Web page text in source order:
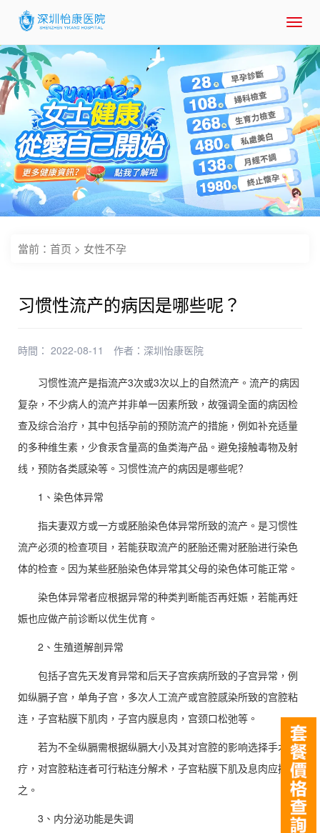
當前： 首页 > 女性不孕
习惯性流产的病因是哪些呢？
時間： 2022-08-11 作者： 深圳怡康医院
习惯性流产是指流产3次或3次以上的自然流产。流产的病因
复杂，不少病人的流产并非单一因素所致，故强调全面的病因检
查及综合治疗，其中包括孕前的预防流产的措施，例如补充适量
的多种维生素，少食汞含量高的鱼类海产品。避免接触毒物及射
线，预防各类感染等。习惯性流产的病因是哪些呢?
1、染色体异常
指夫妻双方或一方或胚胎染色体异常所致的流产。是习惯性
流产必须的检查项目，若能获取流产的胚胎还需对胚胎进行染色
体的检查。因为某些胚胎染色体异常其父母的染色体可能正常。
染色体异常者应根据异常的种类判断能否再妊娠，若能再妊
娠也应做产前诊断以优生优育。
2、生殖道解剖异常
包括子宫先天发育异常和后天子宫疾病所致的子宫异常，例
如纵膈子宫，单角子宫，多次人工流产或宫腔感染所致的宫腔粘
连，子宫粘膜下肌肉，子宫内膜息肉，宫颈口松弛等。
若为不全纵膈需根据纵膈大小及其对宫腔的影响选择手术治
疗，对宫腔粘连者可行粘连分解术，子宫粘膜下肌及息肉应摘除
之。
3、内分泌功能是失调